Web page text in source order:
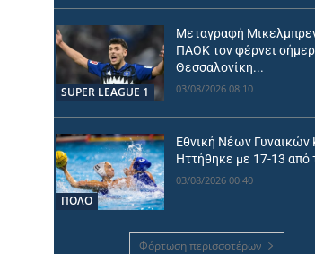
SUPER LEAGUE 1
Μεταγραφή
ΠΑΟΚ τον φέρνει
Θεσσαλονίκη...
03/08/2026 08:10
ΠΟΛΟ
Εθνική Νέων Γυναικών
Ηττήθηκε με 17-13 από
03/08/2026 00:40
Φόρτωση περισσοτέρων